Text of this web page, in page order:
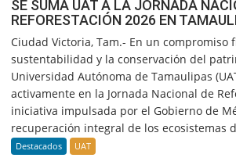
SE SUMA UAT A LA JORNADA
REFORESTACIÓN 2026 EN
Ciudad Victoria, Tam.- En un compromiso
sustentabilidad y la conservación del
Universidad Autónoma de Tamaulipas
activamente en la Jornada Nacional de
iniciativa impulsada por el Gobierno de
recuperación integral de los ecosistemas
Destacados UAT